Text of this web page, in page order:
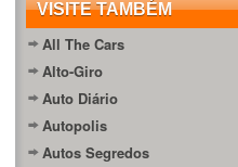
VISITE TAMBÉM
All The Cars
Alto-Giro
Auto Diário
Autopolis
Autos Segredos